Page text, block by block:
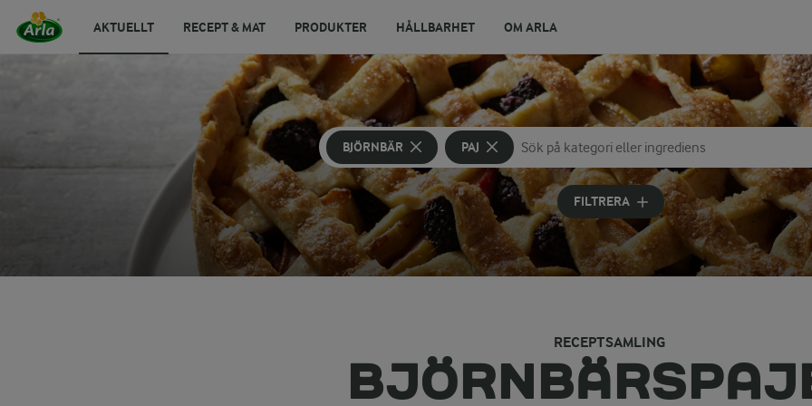
AKTUELLT RECEPT & MAT PRODUKTER HÅLLBARHET OM ARLA
BJÖRNBÄR PAJ
Sök på kategori eller ingrediens
Skriv in sökord för att få förslag
FILTRERA
RECEPTSAMLING